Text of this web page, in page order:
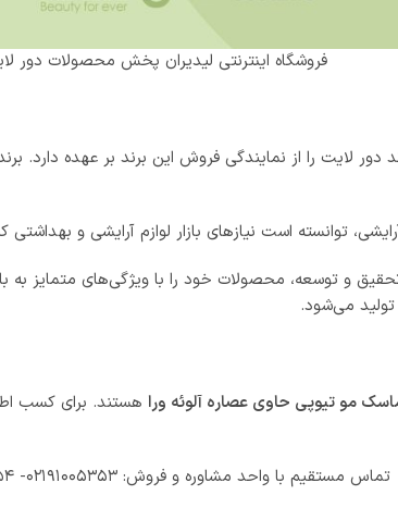
فروشگاه اینترنتی لیدیران پخش محصولات دور
لایت را از نمایندگی فروش این برند بر عهده دارد.
توانسته است نیازهای بازار لوازم آرایشی و
و تخصص واحد تحقیق و توسعه، محصولات خود را با ویژگی‌های
مو تیوپی حاوی عصاره آلوئه ورا هستند. برای کسب
تماس مستقیم با واحد مشاوره و فروش: ۰۲۱۹۱۰۰۵۳۵۳- ۰۹۱۲۲۸۹۸۴۵۴